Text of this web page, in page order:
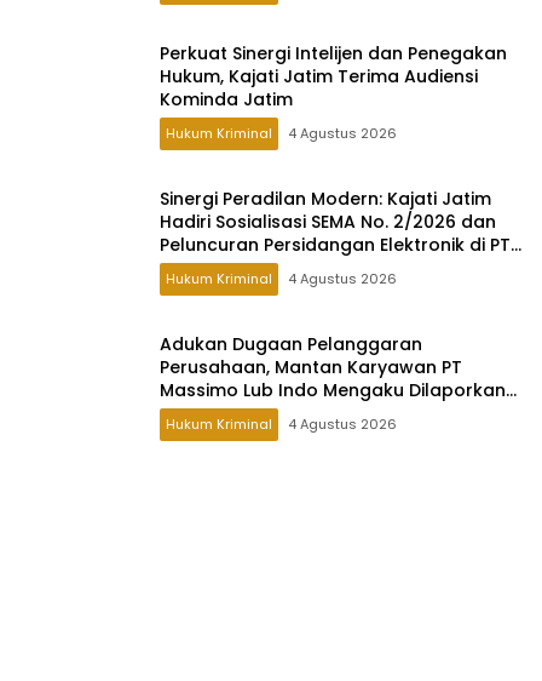
Perkuat Sinergi Intelijen dan Penegakan
Hukum, Kajati Jatim Terima Audiensi
Kominda Jatim
Hukum Kriminal 4 Agustus 2026
Sinergi Peradilan Modern: Kajati Jatim
Hadiri Sosialisasi SEMA No. 2/2026 dan
Peluncuran Persidangan Elektronik di PT
Surabaya
Hukum Kriminal 4 Agustus 2026
Adukan Dugaan Pelanggaran
Perusahaan, Mantan Karyawan PT
Massimo Lub Indo Mengaku Dilaporkan
ke Polisi
Hukum Kriminal 4 Agustus 2026